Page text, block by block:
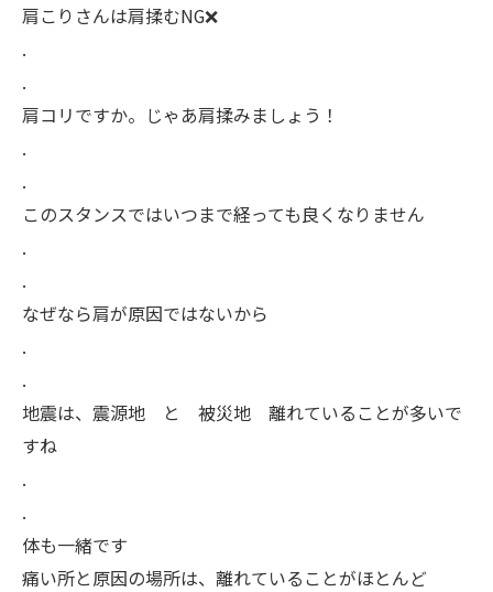
肩こりさんは肩揉むNG❌
.
.
肩コリですか。じゃあ肩揉みましょう！
.
.
このスタンスではいつまで経っても良くなりません
.
.
なぜなら肩が原因ではないから
.
.
地震は、震源地 と 被災地 離れていることが多いで
すね
.
.
体も一緒です
痛い所と原因の場所は、離れていることがほとんど